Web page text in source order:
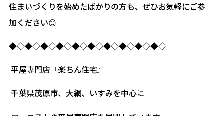
住まいづくりを始めたばかりの方も、ぜひお気軽にご参
加ください😊
◆◇◆◇◆◇◆◇◆◇◆◇◆◇◆◇◆◇◆◇
平屋専門店『楽ちん住宅』
千葉県茂原市、大網、いすみを中心に